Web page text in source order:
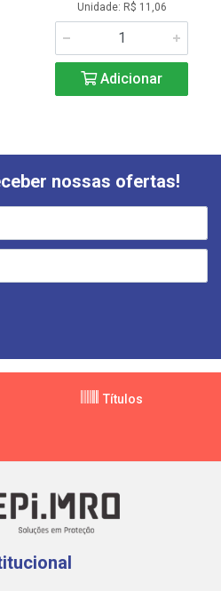
Unidade: R$ 11,06
Adicionar
nossas ofertas!
Títulos